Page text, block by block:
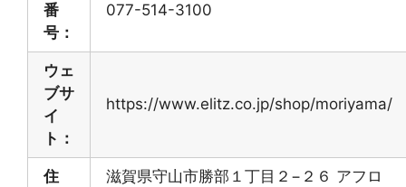
番
号：
077-514-3100
ウェ
ブサ
イ
ト：
https://www.elitz.co.jp/shop/moriyama/
住
滋賀県守山市勝部１丁目２−２６ アフロ